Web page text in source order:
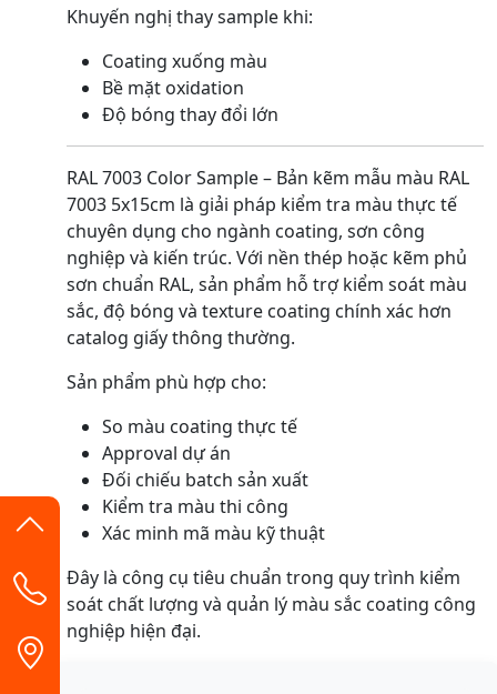
Khuyến nghị thay sample khi:
Coating xuống màu
Bề mặt oxidation
Độ bóng thay đổi lớn
RAL 7003 Color Sample – Bản kẽm mẫu màu RAL
7003 5x15cm là giải pháp kiểm tra màu thực tế
chuyên dụng cho ngành coating, sơn công
nghiệp và kiến trúc. Với nền thép hoặc kẽm phủ
sơn chuẩn RAL, sản phẩm hỗ trợ kiểm soát màu
sắc, độ bóng và texture coating chính xác hơn
catalog giấy thông thường.
Sản phẩm phù hợp cho:
So màu coating thực tế
Approval dự án
Đối chiếu batch sản xuất
Kiểm tra màu thi công
Xác minh mã màu kỹ thuật
Đây là công cụ tiêu chuẩn trong quy trình kiểm
soát chất lượng và quản lý màu sắc coating công
nghiệp hiện đại.